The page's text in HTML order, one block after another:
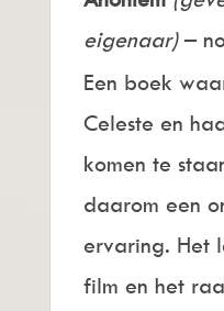
eigenaar) –
Een boek
Celeste en
komen te
daarom een
ervaring. Het
film en het